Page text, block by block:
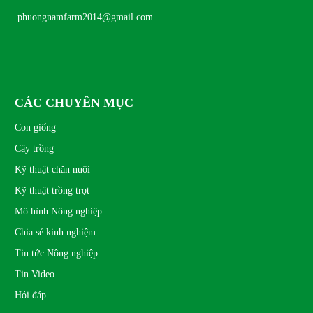
phuongnamfarm2014@gmail.com
CÁC CHUYÊN MỤC
Con giống
Cây trồng
Kỹ thuật chăn nuôi
Kỹ thuật trồng trọt
Mô hình Nông nghiệp
Chia sẻ kinh nghiệm
Tin tức Nông nghiệp
Tin Video
Hỏi đáp